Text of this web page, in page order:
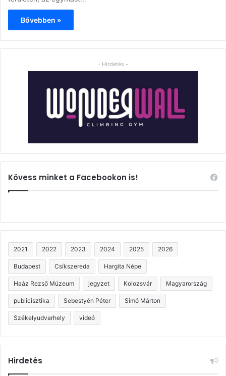
Bővebben »
- Hirdetés -
Kövess minket a Facebookon is!
2021 2022 2023 2024 2025 2026
Budapest Csíkszereda Hargita Népe
Haáz Rezső Múzeum jegyzet Kolozsvár Magyarország
publicisztika Sebestyén Péter Simó Márton
Székelyudvarhely videó
Hirdetés